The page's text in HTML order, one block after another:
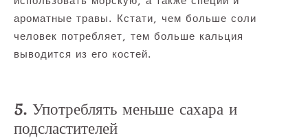
ароматные травы. Кстати, чем больше соли
человек потребляет, тем больше кальция
выводится из его костей.
5. Употреблять меньше сахара и
подсластителей